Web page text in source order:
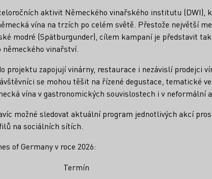
aktivit Německého vinařského institutu (DWI),
vína na trzích po celém světě. Přestože největší
modré (Spätburgunder), cílem kampaní je představit
vinařství.
projektu zapojují vinárny, restaurace i nezávislí prodejci
se mohou těšit na řízené degustace, tematické
vína v gastronomických souvislostech i v neformální
možné sledovat aktuální program jednotlivých akcí
na sociálních sítích.
of Germany v roce 2026:
Termín